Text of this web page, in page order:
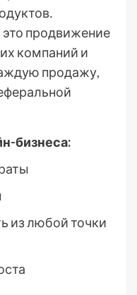
это продвижение
компаний и
продажу,
бизнеса:
из любой точки